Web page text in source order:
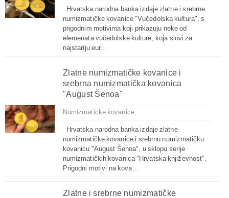
Hrvatska narodna banka izdaje zlatne i srebrne
numizmatičke kovanice "Vučedolska kultura", s
prigodnim motivima koji prikazuju neke od
elemenata vučedolske kulture, koja slovi za
najstariju eur...
Zlatne numizmatičke kovanice i
srebrna numizmatička kovanica
"August Šenoa"
Numizmaticke kovanice,
Hrvatska narodna banka izdaje zlatne
numizmatičke kovanice i srebrnu numizmatičku
kovanicu "August Šenoa", u sklopu serije
numizmatičkih kovanica "Hrvatska književnost".
Prigodni motivi na kova...
Zlatne i srebrne numizmatičke